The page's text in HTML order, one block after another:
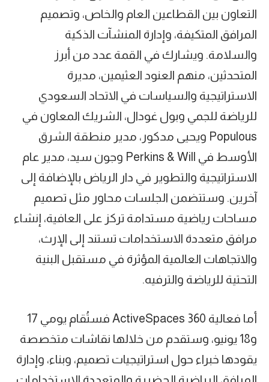
التعاون بين القطاعين العام والخاص، وتصميم
المرافق المتكيفة، وإدارة المنشآت الذكية
والسلامة. ويشارك في القمة عدد من أبرز
المتحدثين، منهم العنود العثيمين، مديرة
الاستراتيجية والسياسات في الاتحاد السعودي
للرياضة للجمي وبول غودال، الشريك المعاون في
Populous ويحيى مدكور، مدير منطقة الشرق
الأوسط في Perkins & Will وجون سيد، مدير عام
الاستراتيجية والتطوير في دار الرياض بالإضافة إلى
آخرين. وستتضمن الجلسات محاور مثل تصميم
مساحات رياضية مستدامة تركز على العافية، إنشاء
مرافق متعددة الاستخدامات تستند إلى الإرث،
والاتجاهات العالمية المؤثرة في مستقبل البنية
التحتية للرياضة والترفيه.
أما فعالية ActiveSpaces 360 فستُقام يومي 17
و18 يونيو، وستقدم من خلالها نقاشات متخصصة
يقودها خبراء حول استراتيجيات تصميم، وبناء، وإدارة
المرافق الرياضية الحضرية والمتعددة الاستخدامات.